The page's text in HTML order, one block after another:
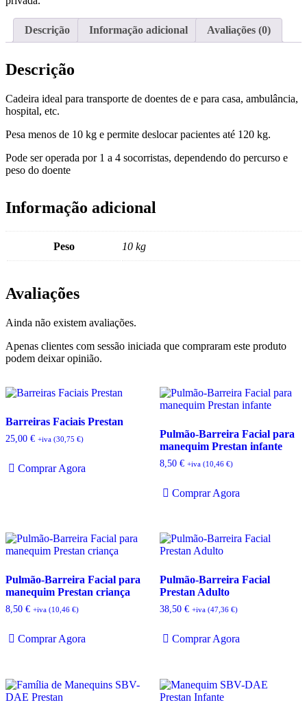
Descrição Informação adicional Avaliações (0)
Descrição
Cadeira ideal para transporte de doentes de e para casa, ambulância,
hospital, etc.
Pesa menos de 10 kg e permite deslocar pacientes até 120 kg.
Pode ser operada por 1 a 4 socorristas, dependendo do percurso e
peso do doente
Informação adicional
Peso 10 kg
Avaliações
Ainda não existem avaliações.
Apenas clientes com sessão iniciada que compraram este produto
podem deixar opinião.
Barreiras Faciais Prestan
25,00 € +iva (30,75 €)
Comprar Agora
Pulmão-Barreira Facial para
manequim Prestan infante
8,50 € +iva (10,46 €)
Comprar Agora
Pulmão-Barreira Facial para
manequim Prestan criança
8,50 € +iva (10,46 €)
Comprar Agora
Pulmão-Barreira Facial
Prestan Adulto
38,50 € +iva (47,36 €)
Comprar Agora